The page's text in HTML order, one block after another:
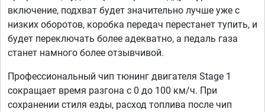
включение, подхват будет значительно лучше уже с
низких оборотов, коробка передач перестанет тупить, и
будет переключать более адекватно, а педаль газа
станет намного более отзывчивой.
Профессиональный чип тюнинг двигателя Stage 1
сокращает время разгона с 0 до 100 км/ч. При
сохранении стиля езды, расход топлива после чип